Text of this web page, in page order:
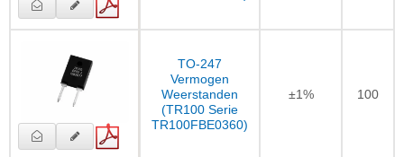
TO-247
Vermogen
Weerstanden
(TR100 Serie
TR100FBE0360)
±1% 100